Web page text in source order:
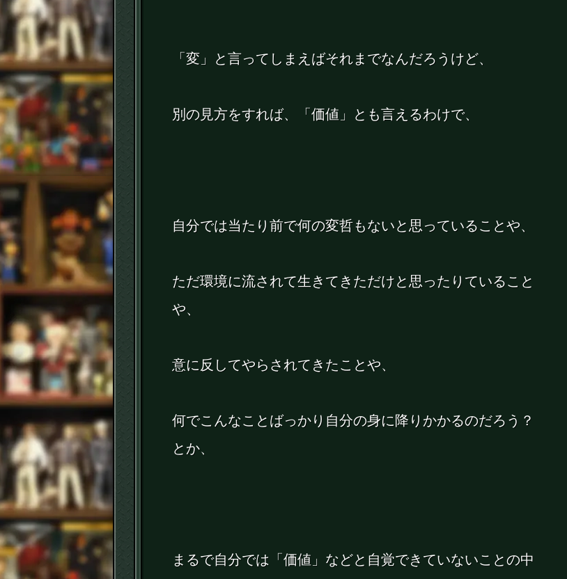
「変」と言ってしまえばそれまでなんだろうけど、
別の見方をすれば、「価値」とも言えるわけで、
自分では当たり前で何の変哲もないと思っていることや、
ただ環境に流されて生きてきただけと思ったりていること
や、
意に反してやらされてきたことや、
何でこんなことばっかり自分の身に降りかかるのだろう？
とか、
まるで自分では「価値」などと自覚できていないことの中